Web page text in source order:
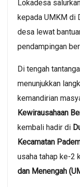
Lokadesa
kepada UMKM di
desa lewat
pendampingan
Di tengah
menunjukkan
kemandirian
Kewirausahaan
kembali hadir di
Kecamatan
usaha tahap ke-2
dan Menengah